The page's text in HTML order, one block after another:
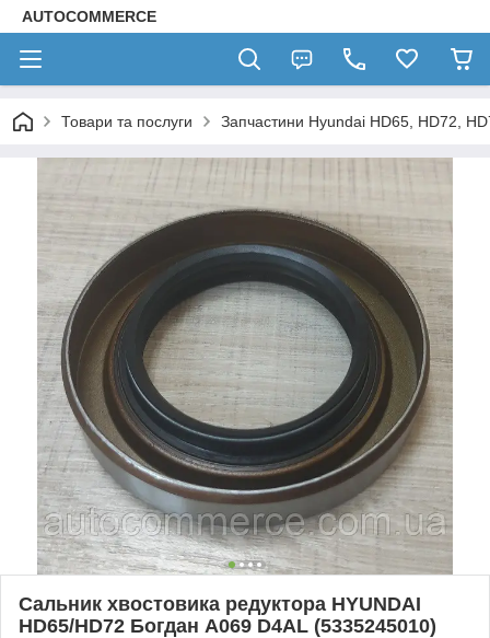
AUTOCOMMERCE
Товари та послуги Запчастини Hyundai HD65, HD72,
Сальник хвостовика редуктора HYUNDAI
HD65/HD72 Богдан А069 D4AL (5335245010)